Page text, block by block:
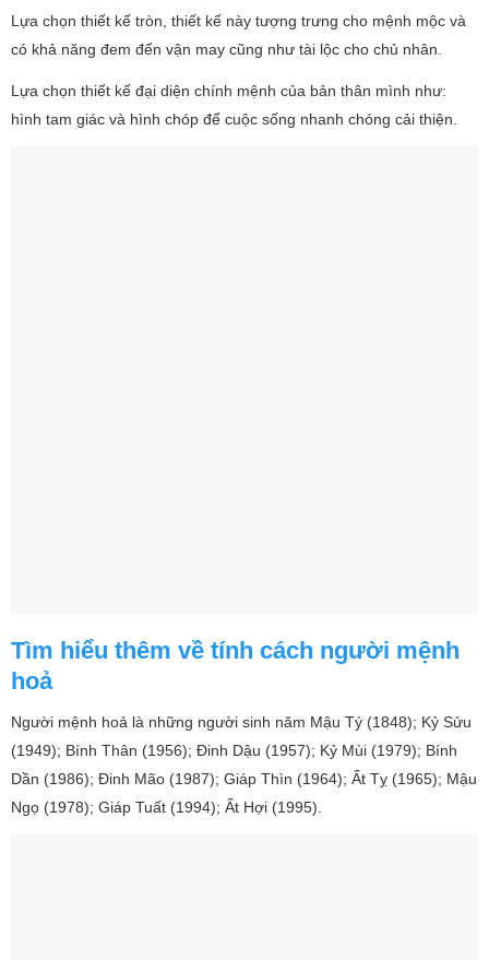
Lựa chọn thiết kế tròn, thiết kế này tượng trưng cho mệnh mộc và
có khả năng đem đến vận may cũng như tài lộc cho chủ nhân.
Lựa chọn thiết kế đại diện chính mệnh của bản thân mình như:
hình tam giác và hình chóp để cuộc sống nhanh chóng cải thiện.
Tìm hiểu thêm về tính cách người mệnh
hoả
Người mệnh hoả là những người sinh năm Mậu Tý (1848); Kỷ Sửu
(1949); Bính Thân (1956); Đinh Dậu (1957); Kỷ Mùi (1979); Bính
Dần (1986); Đinh Mão (1987); Giáp Thìn (1964); Ất Tỵ (1965); Mậu
Ngọ (1978); Giáp Tuất (1994); Ất Hợi (1995).